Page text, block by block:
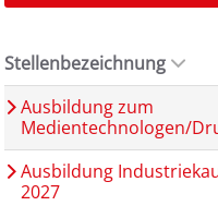
Stellenbezeichnung
Ausbildung zum
Medientechnologen/
Ausbildung
2027